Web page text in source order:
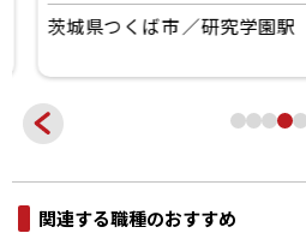
茨城県つくば市 研究学園駅
関連する職種のおすすめ